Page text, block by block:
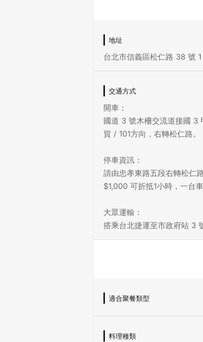
地址
台北市信義區松仁路 38 號
交通方式
開車：
國道 3 號木柵交流道接國 3
貿 / 101方向，右轉松仁路。
停車資訊：
請由忠孝東路五段右轉松仁
$1,000 可折抵1小時，一台
大眾運輸：
搭乘台北捷運至市政府站 3
適合聚餐類型
料理種類